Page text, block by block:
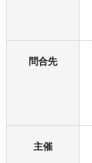
問合先
主催